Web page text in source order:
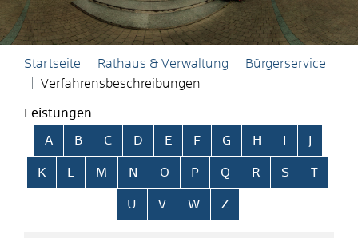
Startseite Rathaus & Verwaltung
Bürgerservice
Verfahrensbeschreibungen
Leistungen
Alphabetisches Register überspringen
A B C D E F G H
K L M N O P Q R S T
U V W Z